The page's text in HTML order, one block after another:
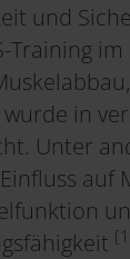
und
Training
in
Unter
auf